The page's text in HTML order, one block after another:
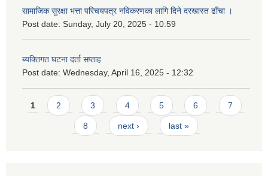
सामाजिक सुरक्षा भत्ता परिचयपत्र नविकरणका लागि दिने दरखास्त ढाँचा ।
Post date: Sunday, July 20, 2025 - 10:59
ब्यक्तिगत घटना दर्ता सप्ताह
Post date: Wednesday, April 16, 2025 - 12:32
Pages
1 2 3 4 5 6 7
8 next › last »